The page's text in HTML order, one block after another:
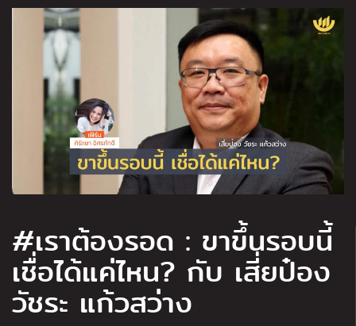
#เราต้องรอด : ขาขึ้นรอบนี้
เชื่อได้แค่ไหน? กับ เสี่ยป๋อง
วัชระ แก้วสว่าง